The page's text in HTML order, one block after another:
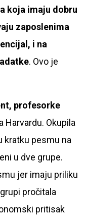
koja imaju dobru
zaposlenima
i na
. Ovo je
profesorke
Harvardu. Okupila
kratku pesmu na
u dve grupe.
jer imaju priliku
pročitala
pritisak